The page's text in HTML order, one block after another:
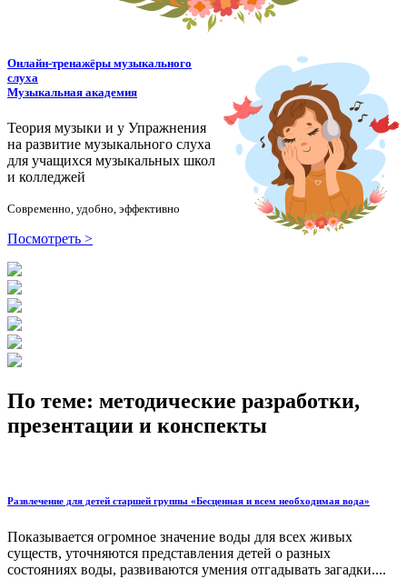
Онлайн-тренажёры музыкального
слуха
Музыкальная академия
Теория музыки и у Упражнения
на развитие музыкального слуха
для учащихся музыкальных школ
и колледжей
Современно, удобно, эффективно
Посмотреть >
По теме: методические разработки,
презентации и конспекты
Развлечение для детей старшей группы «Бесценная и всем необходимая вода»
Показывается огромное значение воды для всех живых
существ, уточняются представления детей о разных
состояниях воды, развиваются умения отгадывать загадки....